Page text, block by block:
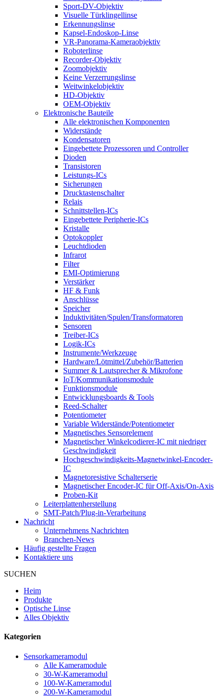
Sport-DV-Objektiv
Visuelle Türklingellinse
Erkennungslinse
Kapsel-Endoskop-Linse
VR-Panorama-Kameraobjektiv
Roboterlinse
Recorder-Objektiv
Zoomobjektiv
Keine Verzerrungslinse
Weitwinkelobjektiv
HD-Objektiv
OEM-Objektiv
Elektronische Bauteile
Alle elektronischen Komponenten
Widerstände
Kondensatoren
Eingebettete Prozessoren und Controller
Dioden
Transistoren
Leistungs-ICs
Sicherungen
Drucktastenschalter
Relais
Schnittstellen-ICs
Eingebettete Peripherie-ICs
Kristalle
Optokoppler
Leuchtdioden
Infrarot
Filter
EMI-Optimierung
Verstärker
HF & Funk
Anschlüsse
Speicher
Induktivitäten/Spulen/Transformatoren
Sensoren
Treiber-ICs
Logik-ICs
Instrumente/Werkzeuge
Hardware/Lötmittel/Zubehör/Batterien
Summer & Lautsprecher & Mikrofone
IoT/Kommunikationsmodule
Funktionsmodule
Entwicklungsboards & Tools
Reed-Schalter
Potentiometer
Variable Widerstände/Potentiometer
Magnetisches Sensorelement
Magnetischer Winkelcodierer-IC mit niedriger
Geschwindigkeit
Hochgeschwindigkeits-Magnetwinkel-Encoder-
IC
Magnetoresistive Schalterserie
Magnetischer Encoder-IC für Off-Axis/On-Axis
Proben-Kit
Leiterplattenherstellung
SMT-Patch/Plug-in-Verarbeitung
Nachricht
Unternehmens Nachrichten
Branchen-News
Häufig gestellte Fragen
Kontaktiere uns
SUCHEN
Heim
Produkte
Optische Linse
Alles Objektiv
Kategorien
Sensorkameramodul
Alle Kameramodule
30-W-Kameramodul
100-W-Kameramodul
200-W-Kameramodul